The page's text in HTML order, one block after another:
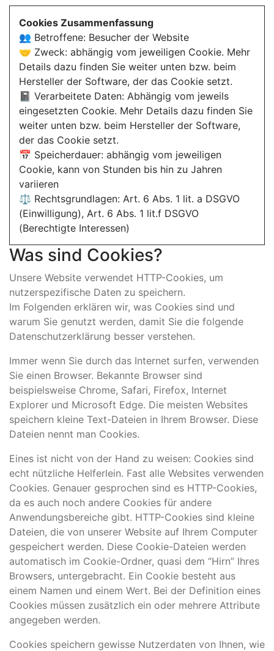
Cookies Zusammenfassung
👥 Betroffene: Besucher der Website
🤝 Zweck: abhängig vom jeweiligen Cookie. Mehr
Details dazu finden Sie weiter unten bzw. beim
Hersteller der Software, der das Cookie setzt.
📓 Verarbeitete Daten: Abhängig vom jeweils
eingesetzten Cookie. Mehr Details dazu finden Sie
weiter unten bzw. beim Hersteller der Software,
der das Cookie setzt.
📅 Speicherdauer: abhängig vom jeweiligen
Cookie, kann von Stunden bis hin zu Jahren
variieren
⚖️ Rechtsgrundlagen: Art. 6 Abs. 1 lit. a DSGVO
(Einwilligung), Art. 6 Abs. 1 lit.f DSGVO
(Berechtigte Interessen)
Was sind Cookies?
Unsere Website verwendet HTTP-Cookies, um
nutzerspezifische Daten zu speichern.
Im Folgenden erklären wir, was Cookies sind und
warum Sie genutzt werden, damit Sie die folgende
Datenschutzerklärung besser verstehen.
Immer wenn Sie durch das Internet surfen, verwenden
Sie einen Browser. Bekannte Browser sind
beispielsweise Chrome, Safari, Firefox, Internet
Explorer und Microsoft Edge. Die meisten Websites
speichern kleine Text-Dateien in Ihrem Browser. Diese
Dateien nennt man Cookies.
Eines ist nicht von der Hand zu weisen: Cookies sind
echt nützliche Helferlein. Fast alle Websites verwenden
Cookies. Genauer gesprochen sind es HTTP-Cookies,
da es auch noch andere Cookies für andere
Anwendungsbereiche gibt. HTTP-Cookies sind kleine
Dateien, die von unserer Website auf Ihrem Computer
gespeichert werden. Diese Cookie-Dateien werden
automatisch im Cookie-Ordner, quasi dem “Hirn” Ihres
Browsers, untergebracht. Ein Cookie besteht aus
einem Namen und einem Wert. Bei der Definition eines
Cookies müssen zusätzlich ein oder mehrere Attribute
angegeben werden.
Cookies speichern gewisse Nutzerdaten von Ihnen, wie